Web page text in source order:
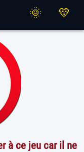
à ce jeu car il ne